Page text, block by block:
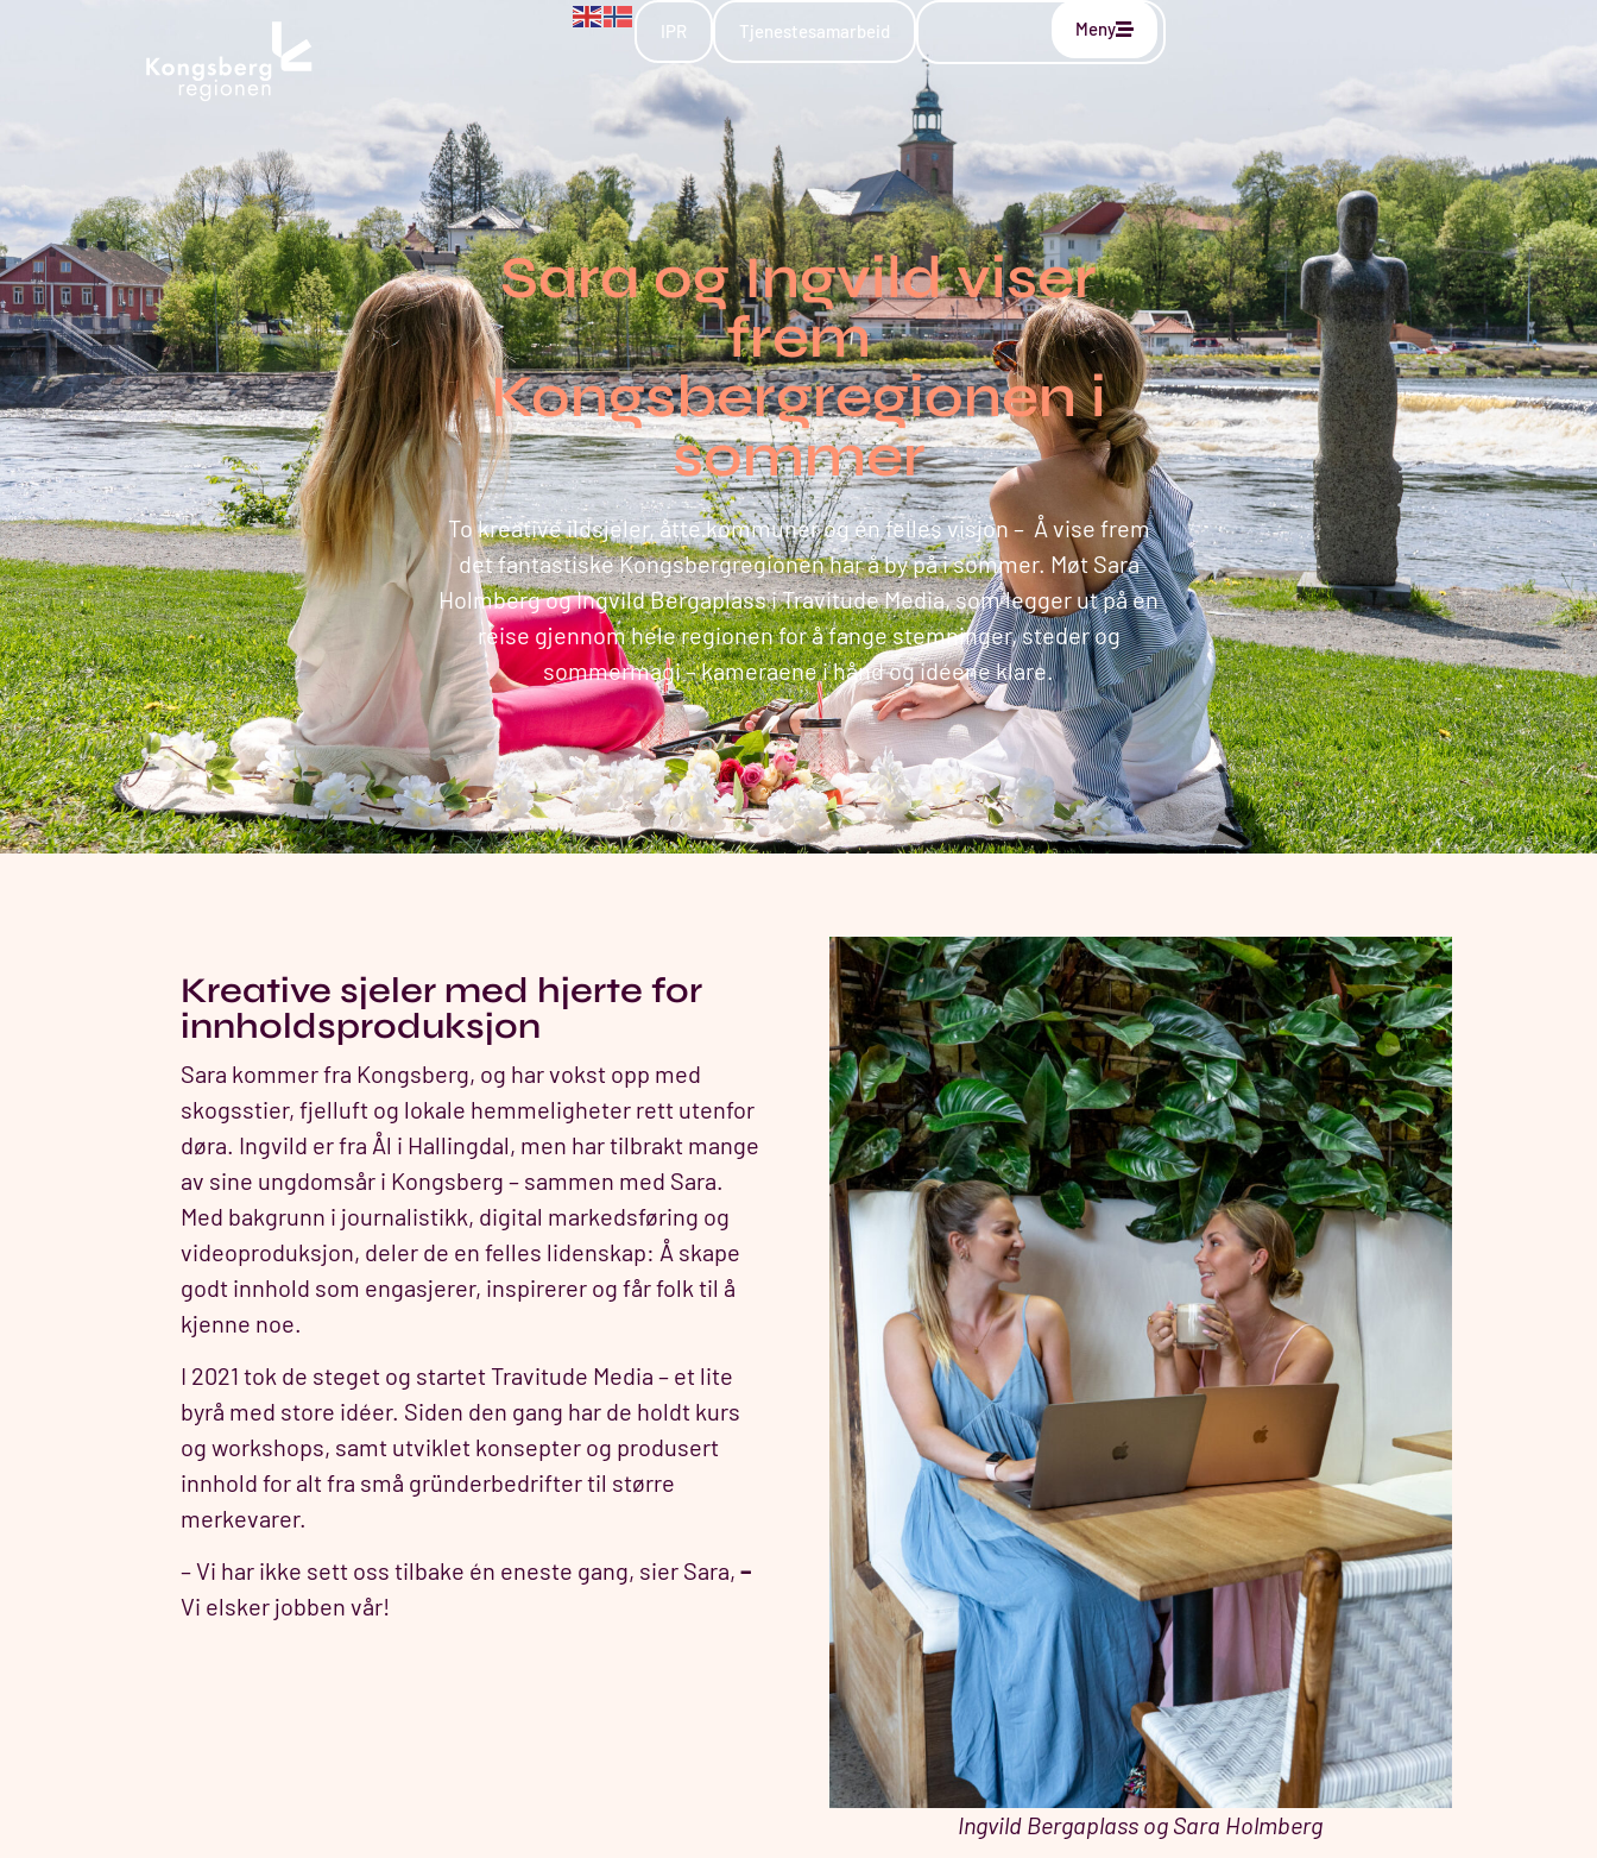
IPR Tjenestesamarbeid Meny
Sara og Ingvild viser
frem
Kongsbergregionen i
sommer
To kreative ildsjeler, åtte kommuner og én felles visjon – Å vise frem
det fantastiske Kongsbergregionen har å by på i sommer. Møt Sara
Holmberg og Ingvild Bergaplass i Travitude Media, som legger ut på en
reise gjennom hele regionen for å fange stemninger, steder og
sommermagi – kameraene i hånd og idéene klare.
Kreative sjeler med hjerte for
innholdsproduksjon
Sara kommer fra Kongsberg, og har vokst opp med
skogsstier, fjelluft og lokale hemmeligheter rett utenfor
døra. Ingvild er fra Ål i Hallingdal, men har tilbrakt mange
av sine ungdomsår i Kongsberg – sammen med Sara.
Med bakgrunn i journalistikk, digital markedsføring og
videoproduksjon, deler de en felles lidenskap: Å skape
godt innhold som engasjerer, inspirerer og får folk til å
kjenne noe.
I 2021 tok de steget og startet Travitude Media – et lite
byrå med store idéer. Siden den gang har de holdt kurs
og workshops, samt utviklet konsepter og produsert
innhold for alt fra små gründerbedrifter til større
merkevarer.
– Vi har ikke sett oss tilbake én eneste gang, sier Sara, –
Vi elsker jobben vår!
Ingvild Bergaplass og Sara Holmberg